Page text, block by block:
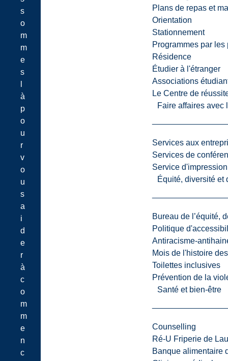
Plans de repas et
Orientation
Stationnement
Programmes par les
Résidence
Étudier à l'étranger
Associations
Le Centre de
Faire affaires avec
Services aux
Services de
Service d'impression
Équité, diversité et
Bureau de l’équité,
Politique
Antiracisme-
Mois de l'histoire
Toilettes inclusives
Prévention de la
Santé et bien-être
Counselling
Ré-U Friperie de
Banque alimentaire
s
o
m
m
e
s
à
p
o
u
r
v
o
u
s
a
i
d
e
r
à
c
o
m
m
e
n
c